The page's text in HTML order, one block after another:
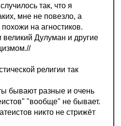
так, что я
мне не повезло, а
на агностиков.
великий Дулуман и другие
религии так
бывают разные и очень
"вообще" не бывает.
никто не стрижёт